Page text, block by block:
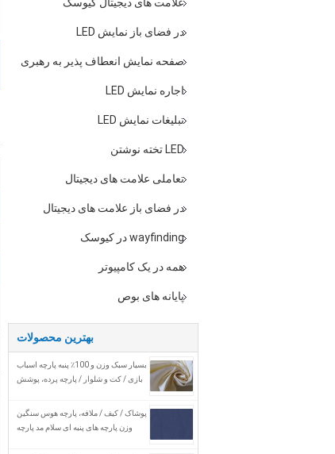
در فضای باز نمایش LED
صفحه نمایش انعطاف پذیر به رهبری
اجاره نمایش LED
تبلیغات نمایش LED
LED تخته نوشتن
تعاملی علامت های دیجیتال
در فضای باز علامت های دیجیتال
wayfinding در کیوسک
همه در یک کامپیوتر
پایانه های بوص
بهترین محصولات
بسیار سبک وزن و 100٪ پنبه پارچه اسباب
بازی / کت و شلوار / پارچه پرده، پوشش
پوشاک / کیف / ملافه، پارچه هوس سنگین
وزن پارچه های پنبه ای سلام مد پارچه